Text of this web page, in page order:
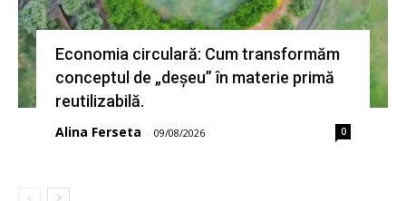
Economia circulară: Cum transformăm
conceptul de „deșeu” în materie primă
reutilizabilă.
Alina Ferseta - 09/08/2026 0